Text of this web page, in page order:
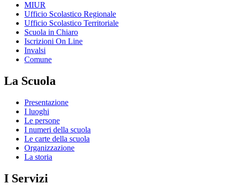
MIUR
Ufficio Scolastico Regionale
Ufficio Scolastico Territoriale
Scuola in Chiaro
Iscrizioni On Line
Invalsi
Comune
La Scuola
Presentazione
I luoghi
Le persone
I numeri della scuola
Le carte della scuola
Organizzazione
La storia
I Servizi